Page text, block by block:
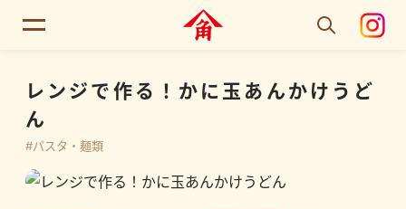
レンジで作る！かに玉あんかけうど
ん
#パスタ・麺類